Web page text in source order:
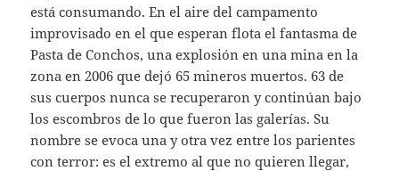
está consumando. En el aire del campamento
improvisado en el que esperan flota el fantasma de
Pasta de Conchos, una explosión en una mina en la
zona en 2006 que dejó 65 mineros muertos. 63 de
sus cuerpos nunca se recuperaron y continúan bajo
los escombros de lo que fueron las galerías. Su
nombre se evoca una y otra vez entre los parientes
con terror: es el extremo al que no quieren llegar,